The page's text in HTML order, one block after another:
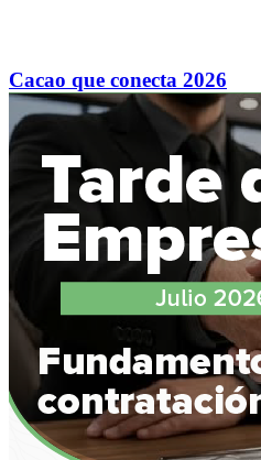
Cacao que conecta 2026